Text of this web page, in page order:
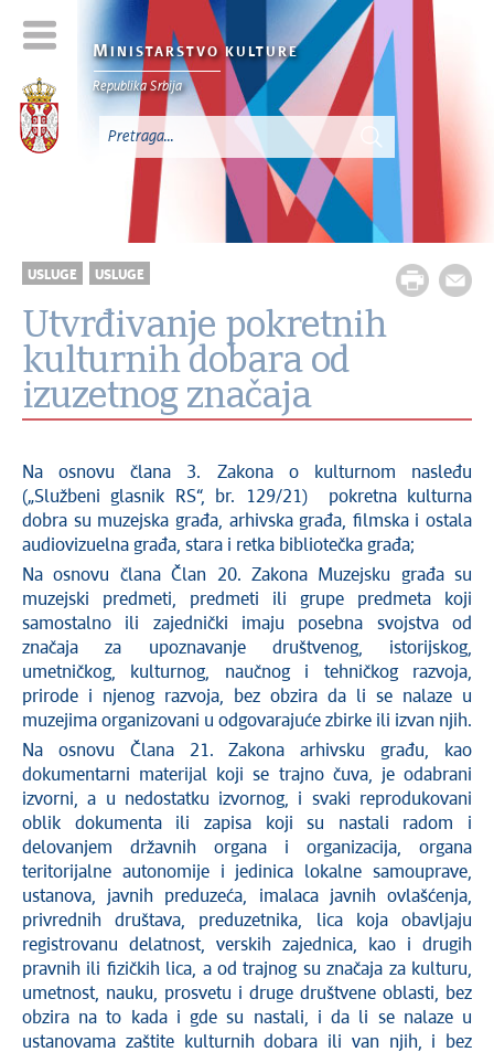
M INISTARSTVO KULTURE
Republika Srbija
USLUGE USLUGE
Utvrđivanje pokretnih
kulturnih dobara od
izuzetnog značaja
Na osnovu člana 3. Zakona o kulturnom nasleđu
(„Službeni glasnik RS“, br. 129/21) pokretna kulturna
dobra su muzejska građa, arhivska građa, filmska i ostala
audiovizuelna građa, stara i retka bibliotečka građa;
Na osnovu člana Član 20. Zakona Muzejsku građa su
muzejski predmeti, predmeti ili grupe predmeta koji
samostalno ili zajednički imaju posebna svojstva od
značaja za upoznavanje društvenog, istorijskog,
umetničkog, kulturnog, naučnog i tehničkog razvoja,
prirode i njenog razvoja, bez obzira da li se nalaze u
muzejima organizovani u odgovarajuće zbirke ili izvan njih.
Na osnovu Člana 21. Zakona arhivsku građu, kao
dokumentarni materijal koji se trajno čuva, je odabrani
izvorni, a u nedostatku izvornog, i svaki reprodukovani
oblik dokumenta ili zapisa koji su nastali radom i
delovanjem državnih organa i organizacija, organa
teritorijalne autonomije i jedinica lokalne samouprave,
ustanova, javnih preduzeća, imalaca javnih ovlašćenja,
privrednih društava, preduzetnika, lica koja obavljaju
registrovanu delatnost, verskih zajednica, kao i drugih
pravnih ili fizičkih lica, a od trajnog su značaja za kulturu,
umetnost, nauku, prosvetu i druge društvene oblasti, bez
obzira na to kada i gde su nastali, i da li se nalaze u
ustanovama zaštite kulturnih dobara ili van njih, i bez